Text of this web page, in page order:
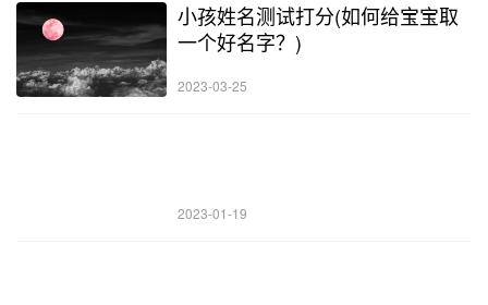
小孩姓名测试打分(如何给宝宝取
一个好名字？)
2023-03-25
2023-01-19